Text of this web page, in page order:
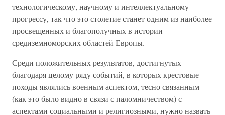
технологическому, научному и интеллектуальному
прогрессу, так что это столетие станет одним из наиболее
просвещенных и благополучных в истории
средиземноморских областей Европы.
Среди положительных результатов, достигнутых
благодаря целому ряду событий, в которых крестовые
походы являлись военным аспектом, тесно связанным
(как это было видно в связи с паломничеством) с
аспектами социальными и религиозными, нужно назвать